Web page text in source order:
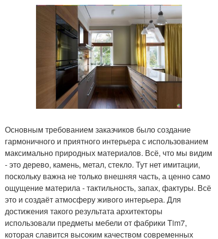
Основным требованием заказчиков было создание
гармоничного и приятного интерьера с использованием
максимально природных материалов. Всё, что мы видим
- это дерево, камень, метал, стекло. Тут нет имитации,
поскольку важна не только внешняя часть, а ценно само
ощущение материла - тактильность, запах, фактуры. Всё
это и создаёт атмосферу живого интерьера. Для
достижения такого результата архитекторы
использовали предметы мебели от фабрики Tim7,
которая славится высоким качеством современных